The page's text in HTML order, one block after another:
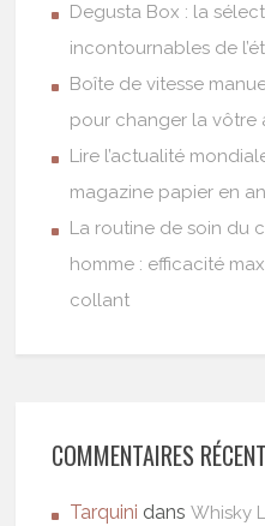
Degusta Box : la
incontournables de
Boîte de vitesse
pour changer la vôtre
Lire l’actualité
magazine papier en
La routine de soin du
homme : efficacité
collant
COMMENTAIRES
Tarquini dansWhisky